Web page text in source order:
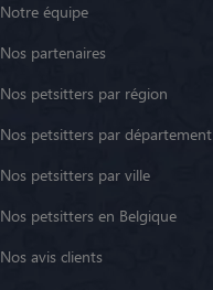
Notre équipe
Nos partenaires
Nos petsitters par région
Nos petsitters par département
Nos petsitters par ville
Nos petsitters en Belgique
Nos avis clients